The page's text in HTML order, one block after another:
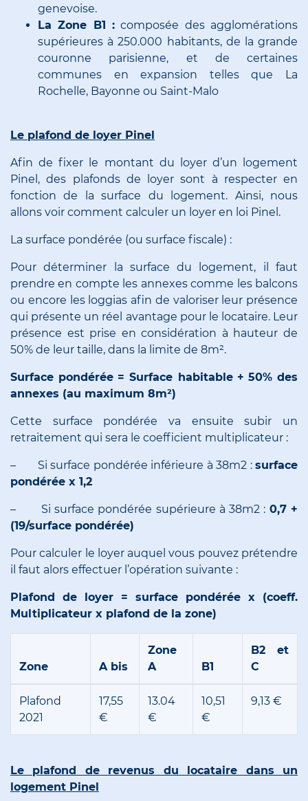
genevoise.
La Zone B1
: composée des agglomérations
supérieures à 250.000 habitants, de la grande
couronne parisienne, et de certaines
communes en expansion telles que La
Rochelle, Bayonne ou Saint-Malo
Le plafond de loyer Pinel
Afin de fixer le montant du loyer d’un logement
Pinel, des plafonds de loyer sont à respecter en
fonction de la surface du logement. Ainsi, nous
allons voir comment calculer un loyer en loi Pinel.
La surface pondérée (ou surface fiscale) :
Pour déterminer la surface du logement, il faut
prendre en compte les annexes comme les balcons
ou encore les loggias afin de valoriser leur présence
qui présente un réel avantage pour le locataire. Leur
présence est prise en considération à hauteur de
50% de leur taille, dans la limite de 8m².
Surface pondérée = Surface habitable + 50% des
annexes (au maximum 8m²)
Cette surface pondérée va ensuite subir un
retraitement qui sera le coefficient multiplicateur :
– Si surface pondérée inférieure à 38m2 : surface
pondérée x 1,2
– Si surface pondérée supérieure à 38m2 : 0,7 +
(19/surface pondérée)
Pour calculer le loyer auquel vous pouvez prétendre
il faut alors effectuer l’opération suivante :
Plafond de loyer = surface pondérée x (coeff.
Multiplicateur x plafond de la zone)
Zone A bis
Zone
A
B1
B2 et
C
Plafond
2021
17,55
€
13.04
€
10,51
€
9,13 €
Le plafond de revenus du locataire dans un
logement Pinel